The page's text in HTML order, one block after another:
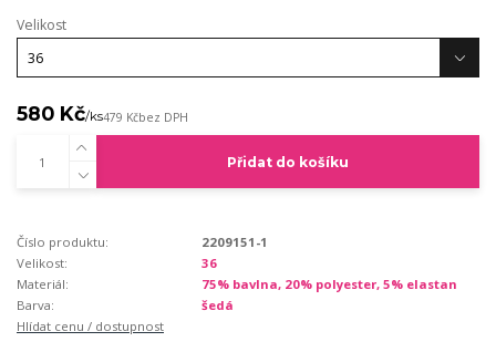
Velikost
580 Kč/ks479 Kčbez DPH
Přidat do košíku
Číslo produktu:
2209151-1
Velikost:
36
Materiál:
75% bavlna, 20% polyester, 5% elastan
Barva:
šedá
Hlídat cenu / dostupnost